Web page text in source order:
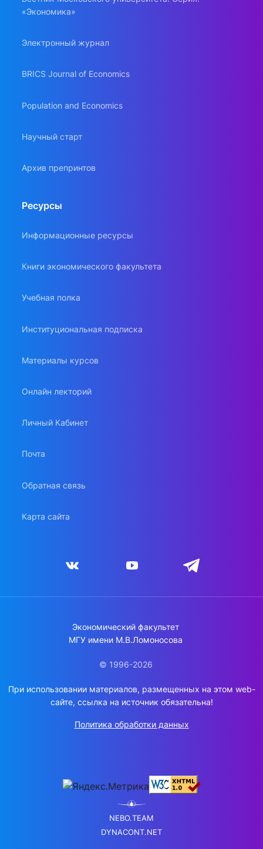
«Экономика»
Электронный журнал
BRICS Journal of Economics
Population and Economics
Научный старт
Архив препринтов
Ресурсы
Информационные ресурсы
Книги экономического факультета
Учебная полка
Институциональная подписка
Материалы курсов
Онлайн лекторий
Личный Кабинет
Почта
Обратная связь
Карта сайта
Экономический факультет
МГУ имени М.В.Ломоносова
© 1996-2026
При использовании материалов, размещенных на этом web-
сайте, ссылка на источник обязательна!
Политика обработки данных
NEBO.TEAM
DYNACONT.NET